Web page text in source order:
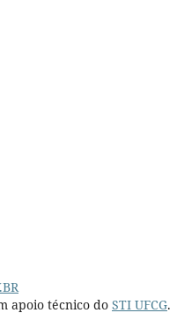
apoio técnico do STI UFCG.